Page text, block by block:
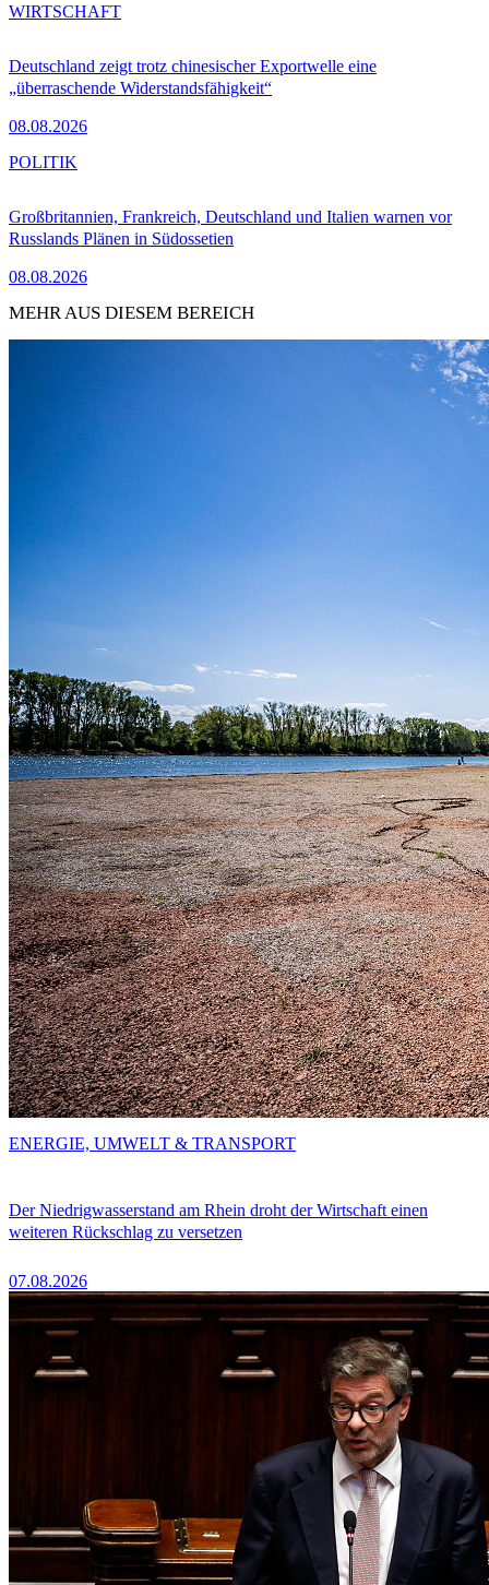
Deutschland zeigt trotz chinesischer Exportwelle eine
„überraschende Widerstandsfähigkeit“
08.08.2026
WIRTSCHAFT
Großbritannien, Frankreich, Deutschland und Italien warnen vor
Russlands Plänen in Südossetien
08.08.2026
POLITIK
MEHR AUS DIESEM BEREICH
Der Niedrigwasserstand am Rhein droht der Wirtschaft einen
weiteren Rückschlag zu versetzen
07.08.2026
ENERGIE, UMWELT & TRANSPORT